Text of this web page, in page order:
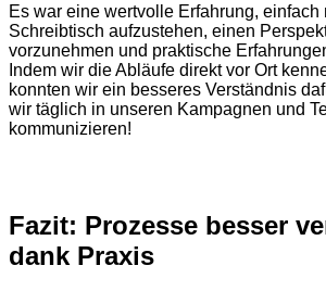
Es war eine wertvolle Erfahrung, einfach
Schreibtisch aufzustehen, einen
vorzunehmen und praktische
Indem wir die Abläufe direkt vor Ort
konnten wir ein besseres Verständnis
wir täglich in unseren Kampagnen und
kommunizieren!
Fazit: Prozesse besser
dank Praxis